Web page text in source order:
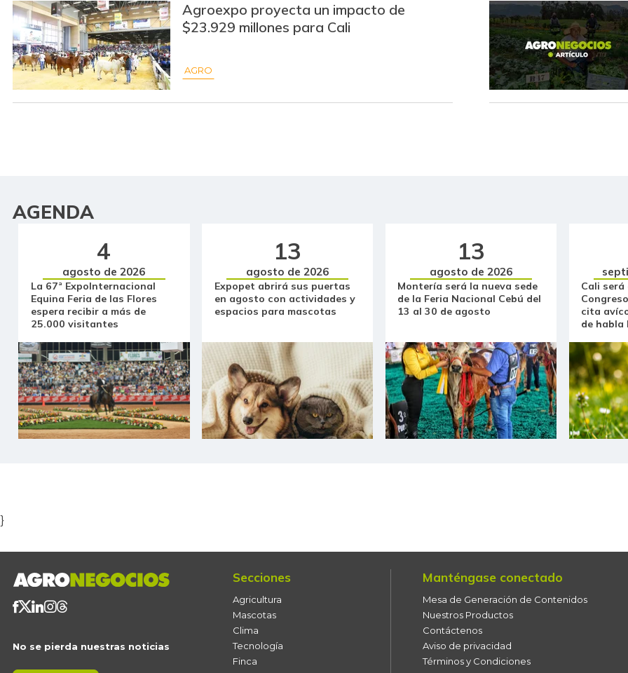
Limón común
Lomo sin hueso de cerdo
Manzana
Manzana roja
Maracuyá
Maíz amarillo trillado
Maíz blanco trillado
Naranja dulce
Nicuro fresco
Panela cuadrada
Papa
Agroexpo proyecta un impacto de
$23.929 millones para Cali
AGRO
AGENDA
4
agosto de 2026
La 67ª ExpoInternacional
Equina Feria de las Flores
espera recibir a más de
25.000 visitantes
13
agosto de 2026
Expopet abrirá sus puertas
en agosto con actividades y
espacios para mascotas
13
agosto de 2026
Montería será la nueva sede
de la Feria Nacional Cebú del
13 al 30 de agosto
Cali será
cita
de habla
}
No se pierda nuestras noticias
Secciones
Agricultura
Mascotas
Clima
Tecnología
Finca
Manténgase conectado
Mesa de Generación de Contenidos
Nuestros Productos
Contáctenos
Aviso de privacidad
Términos y Condiciones